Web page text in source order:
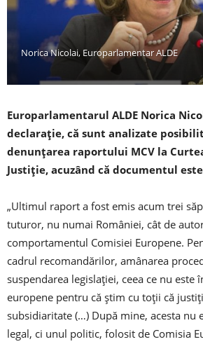
Norica Nicolai, Europarlamentar ALDE
Europarlamentarul ALDE Norica
declaraţie, că sunt analizate
denunţarea raportului MCV la
Justiţie, acuzând că documentul
„Ultimul raport a fost emis acum trei
tuturor, nu numai României, cât de
comportamentul Comisiei Europene.
cadrul recomandărilor, amânarea
suspendarea legislaţiei, ceea ce nu este
europene pentru că ştim cu toţii că
subsidiaritate (…) După mine, acesta nu
legal, ci unul politic, folosit de Comisia